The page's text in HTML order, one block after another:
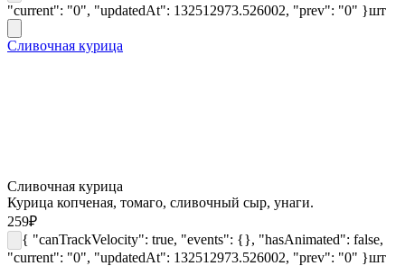
"current": "0", "updatedAt": 132512973.526002, "prev": "0" }шт
Сливочная курица
Сливочная курица
Курица копченая, томаго, сливочный сыр, унаги.
259₽
{ "canTrackVelocity": true, "events": {}, "hasAnimated": false,
"current": "0", "updatedAt": 132512973.526002, "prev": "0" }шт